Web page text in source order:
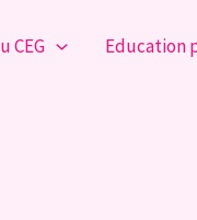
CEG Education